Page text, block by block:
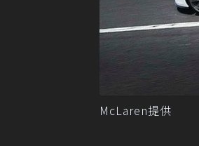
McLaren提供